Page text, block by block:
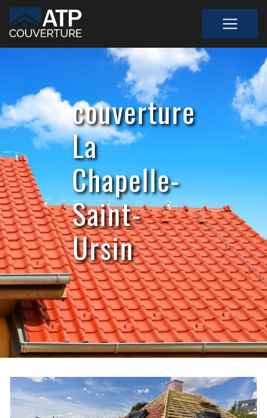
couverture
La
Chapelle-
Saint-
Ursin
Panneau de gestion des cookies